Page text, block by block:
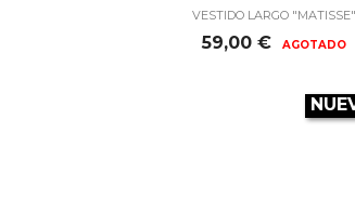
VESTIDO LARGO "MATISSE"
Precio
59,00 € AGOTADO
Vista rápida